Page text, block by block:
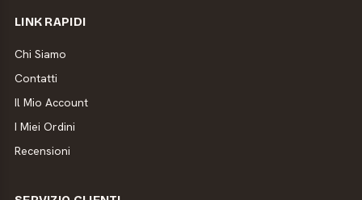
LINK RAPIDI
Chi Siamo
Contatti
Il Mio Account
I Miei Ordini
Recensioni